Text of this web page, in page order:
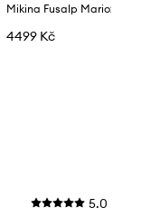
Mikina Fusalp Mariozip
4499 Kč
5.0